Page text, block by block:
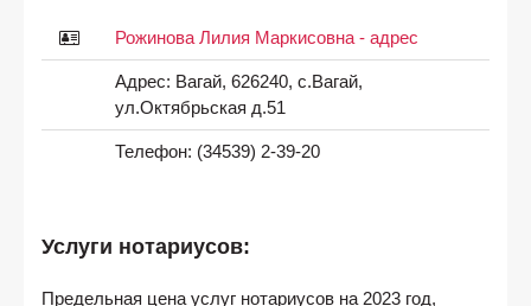
Рожинова Лилия Маркисовна - адрес
Адрес: Вагай, 626240, с.Вагай,
ул.Октябрьская д.51
Телефон: (34539) 2-39-20
Услуги нотариусов:
Предельная цена услуг нотариусов на 2023 год,